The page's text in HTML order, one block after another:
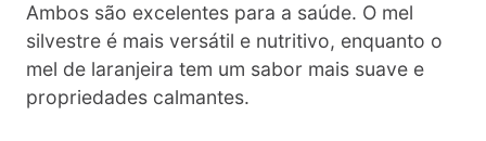
Ambos são excelentes para a saúde. O mel
silvestre é mais versátil e nutritivo, enquanto o
mel de laranjeira tem um sabor mais suave e
propriedades calmantes.